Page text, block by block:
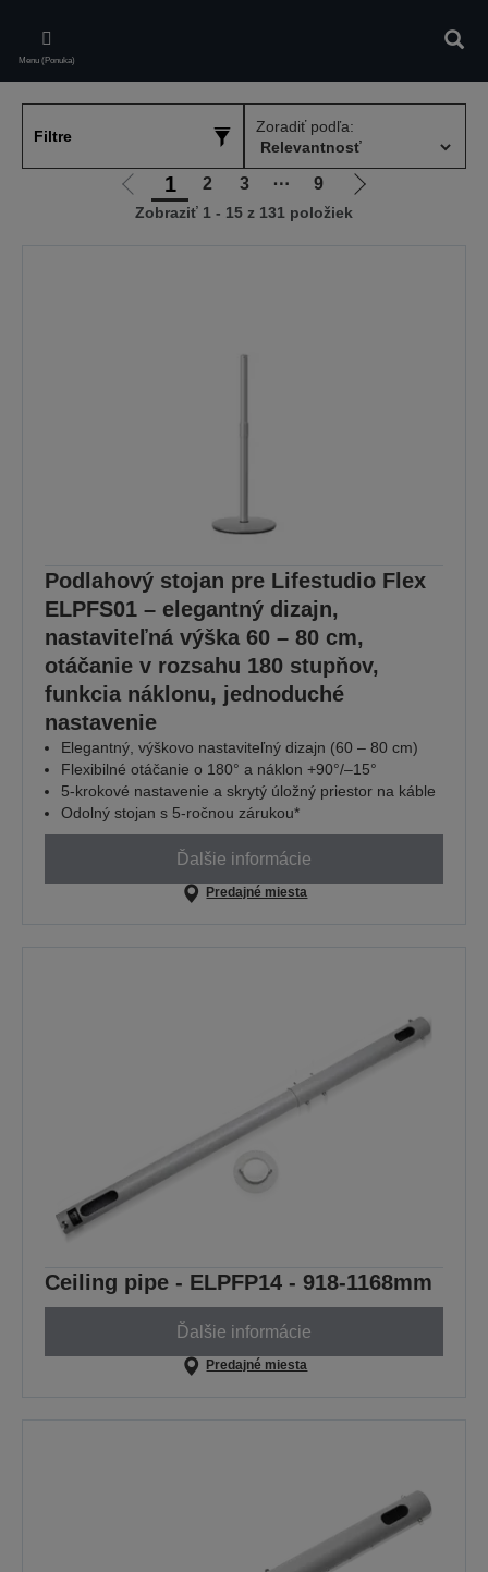
main
content
Menu (Ponuka)
Filtre
Zoradiť podľa:
Ísť
na
1 2 3 ⋯ 9
Ísť
Zobraziť 1 - 15 z 131 položiek
Podlahový stojan pre Lifestudio Flex
ELPFS01 – elegantný dizajn,
nastaviteľná výška 60 – 80 cm,
otáčanie v rozsahu 180 stupňov,
funkcia náklonu, jednoduché
nastavenie
Elegantný, výškovo nastaviteľný dizajn (60 – 80 cm)
Flexibilné otáčanie o 180° a náklon +90°/–15°
5-krokové nastavenie a skrytý úložný priestor na káble
Odolný stojan s 5-ročnou zárukou*
Ďalšie informácie
Predajné miesta
Ceiling pipe - ELPFP14 - 918-1168mm
Ďalšie informácie
Predajné miesta